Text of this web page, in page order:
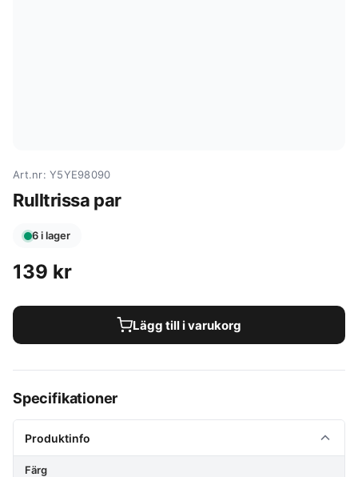
Art.nr: Y5YE98090
Rulltrissa par
6 i lager
139 kr
Lägg till i varukorg
Specifikationer
Produktinfo
Färg